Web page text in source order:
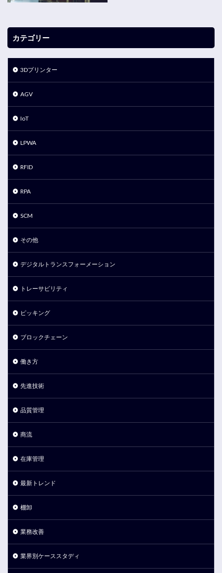
カテゴリー
3Dプリンター
AGV
IoT
LPWA
RFID
RPA
SCM
その他
デジタルトランスフォーメーション
トレーサビリティ
ピッキング
ブロックチェーン
働き方
先進技術
品質管理
商流
在庫管理
最新トレンド
棚卸
業務改善
業界別ケーススタディ